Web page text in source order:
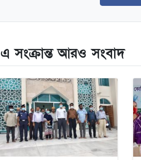
এ সংক্রান্ত আরও সংবাদ